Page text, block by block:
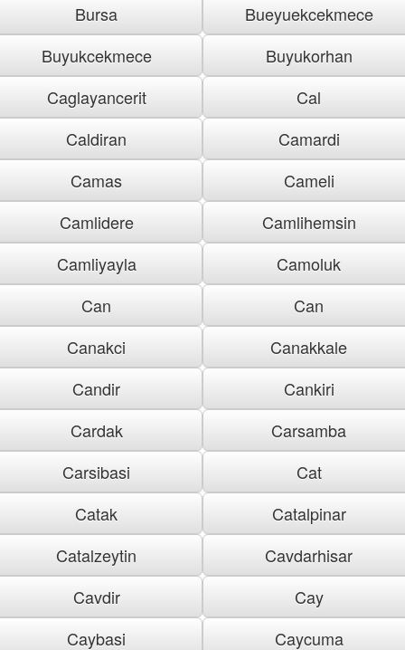
Bursa
Bueyuekcekmece
Buyukcekmece
Buyukorhan
Caglayancerit
Cal
Caldiran
Camardi
Camas
Cameli
Camlidere
Camlihemsin
Camliyayla
Camoluk
Can
Can
Canakci
Canakkale
Candir
Cankiri
Cardak
Carsamba
Carsibasi
Cat
Catak
Catalpinar
Catalzeytin
Cavdarhisar
Cavdir
Cay
Caybasi
Caycuma